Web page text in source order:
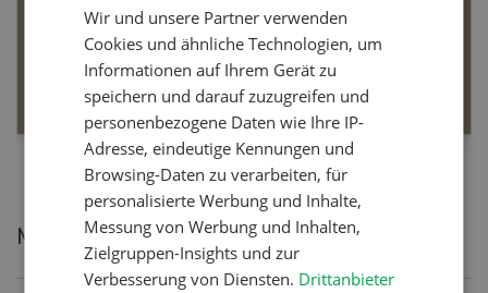
Dossier Bio-Artikel
MEHR ERFAHREN
Meistgelesene Artikel
Wir und unsere Partner verwenden
Cookies und ähnliche Technologien, um
Informationen auf Ihrem Gerät zu
speichern und darauf zuzugreifen und
personenbezogene Daten wie Ihre IP-
Adresse, eindeutige Kennungen und
Browsing-Daten zu verarbeiten, für
personalisierte Werbung und Inhalte,
Messung von Werbung und Inhalten,
Zielgruppen-Insights und zur
Verbesserung von Diensten. Drittanbieter